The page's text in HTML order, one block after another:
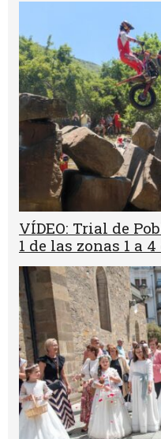
VÍDEO: Trial de
1 de las zonas 1 a 4